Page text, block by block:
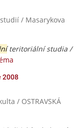
/ Masarykova
teritoriální studia /
2008
/ OSTRAVSKÁ